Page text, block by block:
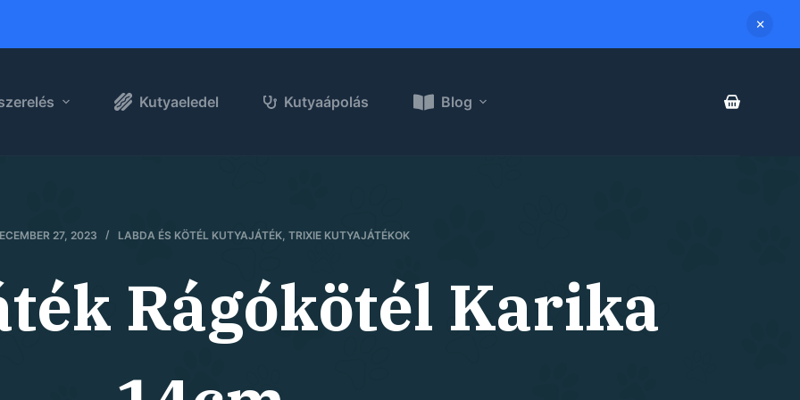
Kutyaeledel Kutyaápolás Blog
27, 2023 LABDA ÉS KÖTÉL KUTYAJÁTÉK, TRIXIE KUTYAJÁTÉKOK
Rágókötél Karika